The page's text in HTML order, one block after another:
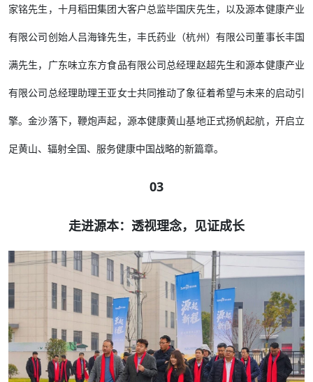
家铭先生，十月稻田集团大客户总监毕国庆先生，以及源本健康产业
有限公司创始人吕海锋先生，丰氏药业（杭州）有限公司董事长丰国
满先生，广东味立东方食品有限公司总经理赵超先生和源本健康产业
有限公司总经理助理王亚女士共同推动了象征着希望与未来的启动引
擎。金沙落下，鞭炮声起，源本健康黄山基地正式扬帆起航，开启立
足黄山、辐射全国、服务健康中国战略的新篇章。
03
走进源本：透视理念，见证成长